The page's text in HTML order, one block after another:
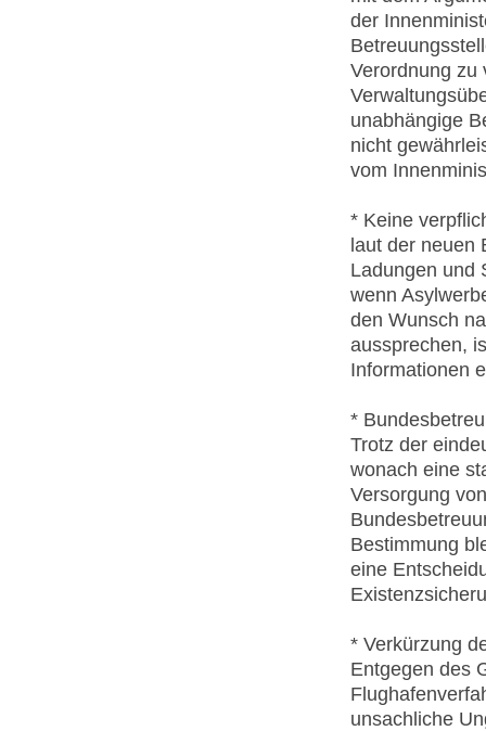
der
Verordnung zu
unabhängige
nicht
vom
* Keine
laut der neuen
Ladungen und
wenn
den Wunsch
aussprechen,
Informationen
*
Trotz der
wonach eine
Versorgung
Bestimmung
eine
* Verkürzung
Entgegen des
unsachliche